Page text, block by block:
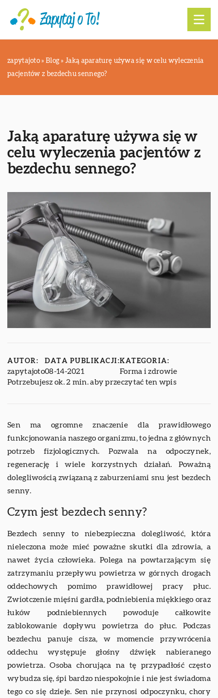
zapytajoto » Blog »Jaką aparaturę używa się w celu wyleczenia
pacjentów z bezdechu sennego?
Jaką aparaturę używa się w
celu wyleczenia pacjentów z
bezdechu sennego?
AUTOR:
zapytajoto
DATA PUBLIKACJI:
08-14-2021
KATEGORIA:
Forma i zdrowie
Potrzebujesz ok. 2 min. aby przeczytać ten wpis
Sen ma ogromne znaczenie dla prawidłowego
funkcjonowania naszego organizmu, to jedna z głównych
potrzeb fizjologicznych. Pozwala na odpoczynek,
regenerację i wiele korzystnych działań. Poważną
dolegliwością związaną z zaburzeniami snu jest bezdech
senny.
Czym jest bezdech senny?
Bezdech senny to niebezpieczna dolegliwość, która
nieleczona może mieć poważne skutki dla zdrowia, a
nawet życia człowieka. Polega na powtarzającym się
zatrzymaniu przepływu powietrza w górnych drogach
oddechowych pomimo prawidłowej pracy płuc.
Zwiotczenie mięśni gardła, podniebienia miękkiego oraz
łuków podniebiennych powoduje całkowite
zablokowanie dopływu powietrza do płuc. Podczas
bezdechu panuje cisza, w momencie przywrócenia
oddechu występuje głośny dźwięk nabieranego
powietrza. Osoba chorująca na tę przypadłość często
wybudza się, śpi bardzo niespokojnie i nie jest świadoma
tego co się dzieje. Sen nie przynosi odpoczynku, chory